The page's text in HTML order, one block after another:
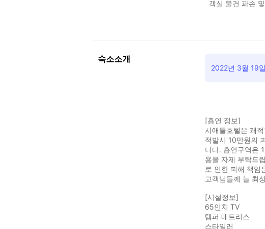
객실 물건 파손
숙소소개
2022년 3월 19
[흡연 정보]
시애틀호텔은 쾌
적발시 10만원의
니다. 흡연구역은
용을 자제 부탁드
로 인한 피해 책임
고객님들께 늘 최
[시설정보]
65인치 TV
템퍼 매트리스
스타일러